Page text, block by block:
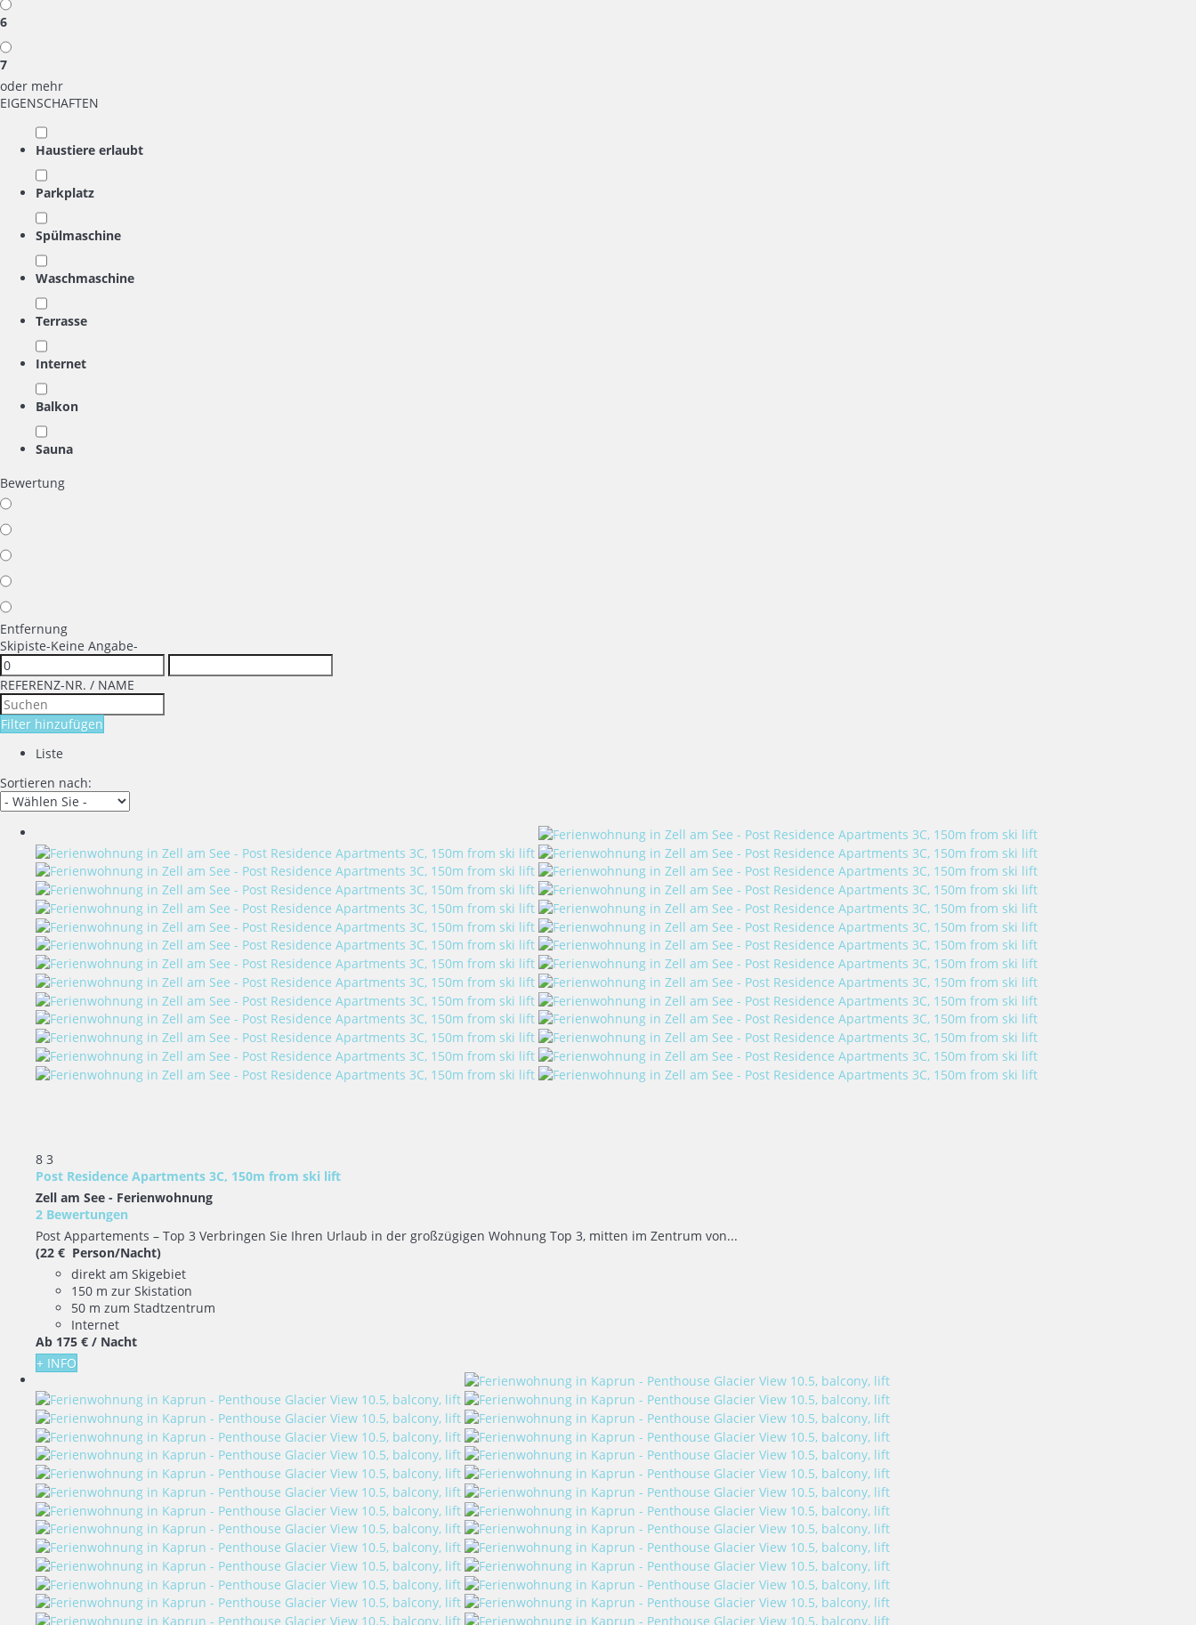
6
7
oder mehr
EIGENSCHAFTEN
Haustiere erlaubt
Parkplatz
Spülmaschine
Waschmaschine
Terrasse
Internet
Balkon
Sauna
Bewertung
Entfernung
Skipiste-Keine Angabe-
REFERENZ-NR. / NAME
Filter hinzufügen
Liste
Sortieren nach:
8 3
Post Residence Apartments 3C, 150m from ski lift
Zell am See - Ferienwohnung
2 Bewertungen
Post Appartements – Top 3 Verbringen Sie Ihren Urlaub in der großzügigen Wohnung Top 3, mitten im Zentrum von...
(22 € Person/Nacht)
direkt am Skigebiet
150 m zur Skistation
50 m zum Stadtzentrum
Internet
Ab 175 € / Nacht
+ INFO